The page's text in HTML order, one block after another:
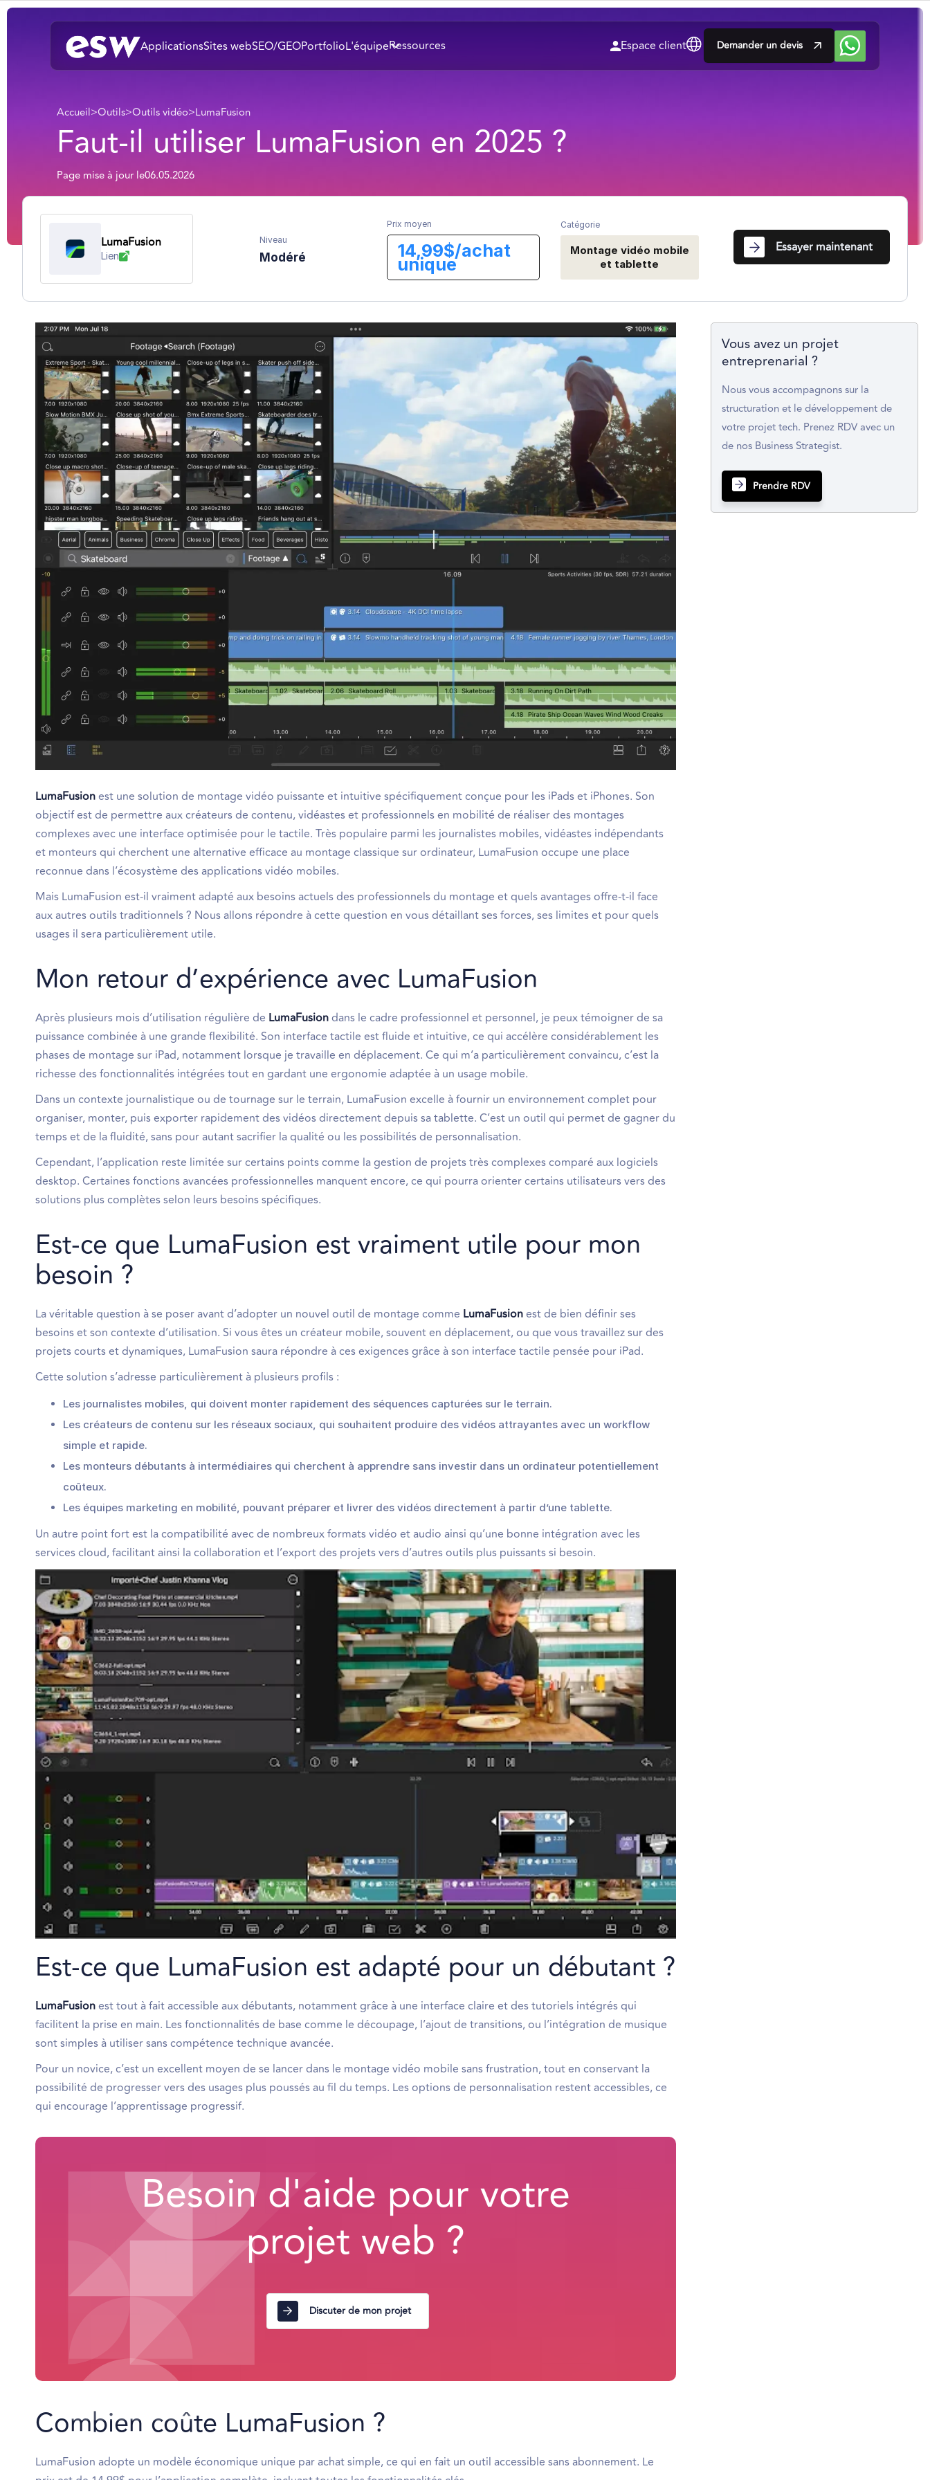
ApplicationsSites webSEO/GEOPortfolioL'équipeRessources Espace client Demander un devis
Accueil>Outils>Outils vidéo>LumaFusion
Faut-il utiliser LumaFusion en 2025 ?
Page mise à jour le06.05.2026
LumaFusion
Lien
Niveau
Modéré
Prix moyen
14,99$/achat
unique
Catégorie
Montage vidéo mobile
et tablette
Essayer maintenant
LumaFusionest une solution de montage vidéo puissante et intuitive spécifiquement conçue pour les iPads et iPhones. Son
objectif est de permettre aux créateurs de contenu, vidéastes et professionnels en mobilité de réaliser des montages
complexes avec une interface optimisée pour le tactile. Très populaire parmi les journalistes mobiles, vidéastes indépendants
et monteurs qui cherchent une alternative efficace au montage classique sur ordinateur, LumaFusion occupe une place
reconnue dans l’écosystème des applications vidéo mobiles.
Mais LumaFusion est-il vraiment adapté aux besoins actuels des professionnels du montage et quels avantages offre-t-il face
aux autres outils traditionnels ? Nous allons répondre à cette question en vous détaillant ses forces, ses limites et pour quels
usages il sera particulièrement utile.
Mon retour d’expérience avec LumaFusion
Après plusieurs mois d’utilisation régulière de LumaFusiondans le cadre professionnel et personnel, je peux témoigner de sa
puissance combinée à une grande flexibilité. Son interface tactile est fluide et intuitive, ce qui accélère considérablement les
phases de montage sur iPad, notamment lorsque je travaille en déplacement. Ce qui m’a particulièrement convaincu, c’est la
richesse des fonctionnalités intégrées tout en gardant une ergonomie adaptée à un usage mobile.
Dans un contexte journalistique ou de tournage sur le terrain, LumaFusion excelle à fournir un environnement complet pour
organiser, monter, puis exporter rapidement des vidéos directement depuis sa tablette. C’est un outil qui permet de gagner du
temps et de la fluidité, sans pour autant sacrifier la qualité ou les possibilités de personnalisation.
Cependant, l’application reste limitée sur certains points comme la gestion de projets très complexes comparé aux logiciels
desktop. Certaines fonctions avancées professionnelles manquent encore, ce qui pourra orienter certains utilisateurs vers des
solutions plus complètes selon leurs besoins spécifiques.
Est-ce que LumaFusion est vraiment utile pour mon
besoin ?
La véritable question à se poser avant d’adopter un nouvel outil de montage comme LumaFusionest de bien définir ses
besoins et son contexte d’utilisation. Si vous êtes un créateur mobile, souvent en déplacement, ou que vous travaillez sur des
projets courts et dynamiques, LumaFusion saura répondre à ces exigences grâce à son interface tactile pensée pour iPad.
Cette solution s’adresse particulièrement à plusieurs profils :
Les journalistes mobiles, qui doivent monter rapidement des séquences capturées sur le terrain.
Les créateurs de contenu sur les réseaux sociaux, qui souhaitent produire des vidéos attrayantes avec un workflow
simple et rapide.
Les monteurs débutants à intermédiaires qui cherchent à apprendre sans investir dans un ordinateur potentiellement
coûteux.
Les équipes marketing en mobilité, pouvant préparer et livrer des vidéos directement à partir d’une tablette.
Un autre point fort est la compatibilité avec de nombreux formats vidéo et audio ainsi qu’une bonne intégration avec les
services cloud, facilitant ainsi la collaboration et l’export des projets vers d’autres outils plus puissants si besoin.
Est-ce que LumaFusion est adapté pour un débutant ?
LumaFusionest tout à fait accessible aux débutants, notamment grâce à une interface claire et des tutoriels intégrés qui
facilitent la prise en main. Les fonctionnalités de base comme le découpage, l’ajout de transitions, ou l’intégration de musique
sont simples à utiliser sans compétence technique avancée.
Pour un novice, c’est un excellent moyen de se lancer dans le montage vidéo mobile sans frustration, tout en conservant la
possibilité de progresser vers des usages plus poussés au fil du temps. Les options de personnalisation restent accessibles, ce
qui encourage l’apprentissage progressif.
Besoin d'aide pour votre
projet web ?
Discuter de mon projet
Combien coûte LumaFusion ?
LumaFusion adopte un modèle économique unique par achat simple, ce qui en fait un outil accessible sans abonnement. Le
Vous avez un projet
entreprenarial ?
Nous vous accompagnons sur la
structuration et le développement de
votre projet tech. Prenez RDV avec un
de nos Business Strategist.
Prendre RDV